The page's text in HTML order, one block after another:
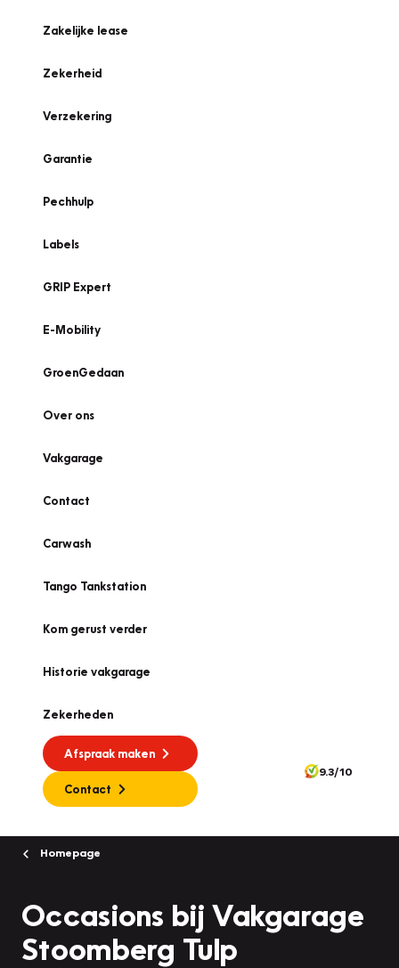
Zakelijke lease
Zekerheid
Verzekering
Garantie
Pechhulp
Labels
GRIP Expert
E-Mobility
GroenGedaan
Over ons
Vakgarage
Contact
Carwash
Tango Tankstation
Kom gerust verder
Historie vakgarage
Zekerheden
Afspraak maken
Contact
9.3/10
Homepage
Occasions bij Vakgarage
Stoomberg Tulp